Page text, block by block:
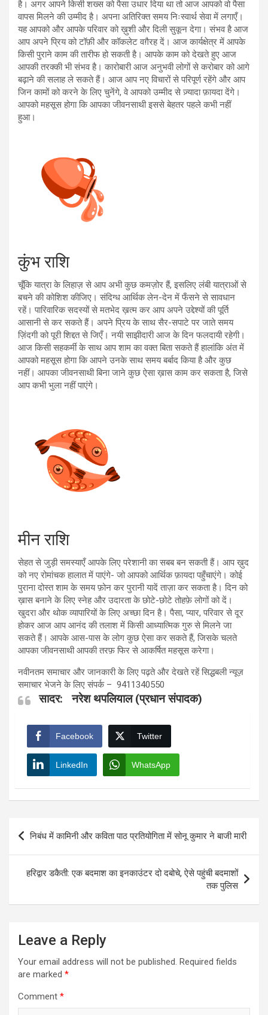
है। अगर आपने किसी शख्स को पैसा उधार दिया था तो आज आपको वो पैसा
वापस मिलने की उम्मीद है। अपना अतिरिक्त समय निःस्वार्थ सेवा में लगाएँ।
यह आपको और आपके परिवार को ख़ुशी और दिली सुकून देगा। संभव है आज
आप अपने प्रिय को टॉफ़ी और कॉकलेट वग़ैरह दें। आज कार्यक्षेत्र में आपके
किसी पुराने काम की तारीफ हो सकती है। आपके काम को देखते हुए आज
आपकी तरक्की भी संभव है। कारोबारी आज अनुभवी लोगों से करोबार को आगे
बढ़ाने की सलाह ले सकते हैं। आज आप नए विचारों से परिपूर्ण रहेंगे और आप
जिन कामों को करने के लिए चुनेंगे, वे आपको उम्मीद से ज़्यादा फ़ायदा देंगे।
आपको महसूस होगा कि आपका जीवनसाथी इससे बेहतर पहले कभी नहीं
हुआ।
कुंभ राशि
चूँकि यात्रा के लिहाज़ से आप अभी कुछ कमज़ोर हैं, इसलिए लंबी यात्राओं से
बचने की कोशिश कीजिए। संदिग्ध आर्थिक लेन-देन में फँसने से सावधान
रहें। पारिवारिक सदस्यों से मतभेद ख़त्म कर आप अपने उद्देश्यों की पूर्ति
आसानी से कर सकते हैं। अपने प्रिय के साथ सैर-सपाटे पर जाते समय
ज़िंदगी को पूरी शिद्दत से जिएँ। नयी साझीदारी आज के दिन फलदायी रहेगी।
आज किसी सहकर्मी के साथ आप शाम का वक्त बिता सकते हैं हालांकि अंत में
आपको महसूस होगा कि आपने उनके साथ समय बर्बाद किया है और कुछ
नहीं। आपका जीवनसाथी बिना जाने कुछ ऐसा ख़ास काम कर सकता है, जिसे
आप कभी भुला नहीं पाएंगे।
मीन राशि
सेहत से जुड़ी समस्याएँ आपके लिए परेशानी का सबब बन सकती हैं। आप ख़ुद
को नए रोमांचक हालात में पाएंगे- जो आपको आर्थिक फ़ायदा पहुँचाएंगे। कोई
पुराना दोस्त शाम के समय फ़ोन कर पुरानी यादें ताज़ा कर सकता है। दिन को
ख़ास बनाने के लिए स्नेह और उदारता के छोटे-छोटे तोहफ़े लोगों को दें।
खुदरा और थोक व्यापारियों के लिए अच्छा दिन है। पैसा, प्यार, परिवार से दूर
होकर आज आप आनंद की तलाश में किसी आध्यात्मिक गुरु से मिलने जा
सकते हैं। आपके आस-पास के लोग कुछ ऐसा कर सकते हैं, जिसके चलते
आपका जीवनसाथी आपकी तरफ़ फिर से आकर्षित महसूस करेगा।
नवीनतम समाचार और जानकारी के लिए पढ़ते और देखते रहें सिद्धबली न्यूज़
समाचार भेजने के लिए संपर्क – 9411340550
सादर: नरेश थपलियाल (प्रधान संपादक)
Facebook Twitter
LinkedIn WhatsApp
Post
navigation
निबंध में कामिनी और कविता पाठ प्रतियोगिता में सोनू कुमार ने बाजी मारी
हरिद्वार डकैती: एक बदमाश का इनकाउंटर दो दबोचे, ऐसे पहुंची बदमाशों
तक पुलिस
Leave a Reply
Your email address will not be published. Required fields
are marked *
Comment *